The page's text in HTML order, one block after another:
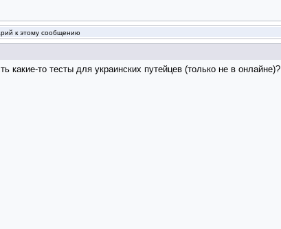
к этому сообщению
какие-то тесты для украинских путейцев (только не в онлайне)?